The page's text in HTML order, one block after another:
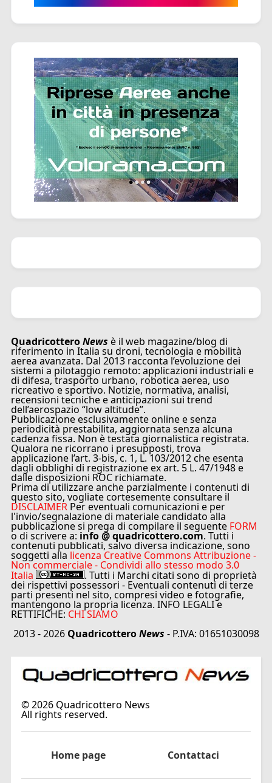
QuadricotteroNews è il web magazine/blog di
riferimento in Italia su droni, tecnologia e mobilità
aerea avanzata. Dal 2013 racconta l’evoluzione dei
sistemi a pilotaggio remoto: applicazioni industriali e
di difesa, trasporto urbano, robotica aerea, uso
ricreativo e sportivo. Notizie, normativa, analisi,
recensioni tecniche e anticipazioni sui trend
dell’aerospazio “low altitude”.
Pubblicazione esclusivamente online e senza
periodicità prestabilita, aggiornata senza alcuna
cadenza fissa. Non è testata giornalistica registrata.
Qualora ne ricorrano i presupposti, trova
applicazione l’art. 3-bis, c. 1, L. 103/2012 che esenta
dagli obblighi di registrazione ex art. 5 L. 47/1948 e
dalle disposizioni ROC richiamate.
Prima di utilizzare anche parzialmente i contenuti di
questo sito, vogliate cortesemente consultare il
DISCLAIMER Per eventuali comunicazioni e per
l'invio/segnalazione di materiale candidato alla
pubblicazione si prega di compilare il seguente FORM
o di scrivere a: info @ quadricottero.com. Tutti i
contenuti pubblicati, salvo diversa indicazione, sono
soggetti alla licenza Creative Commons Attribuzione -
Non commerciale - Condividi allo stesso modo 3.0
Italia . Tutti i Marchi citati sono di proprietà
dei rispettivi possessori - Eventuali contenuti di terze
parti presenti nel sito, compresi video e fotografie,
mantengono la propria licenza. INFO LEGALI e
RETTIFICHE: CHI SIAMO
2013 - 2026 QuadricotteroNews - P.IVA: 01651030098
©2026Quadricottero News
All rights reserved.
Home page Contattaci